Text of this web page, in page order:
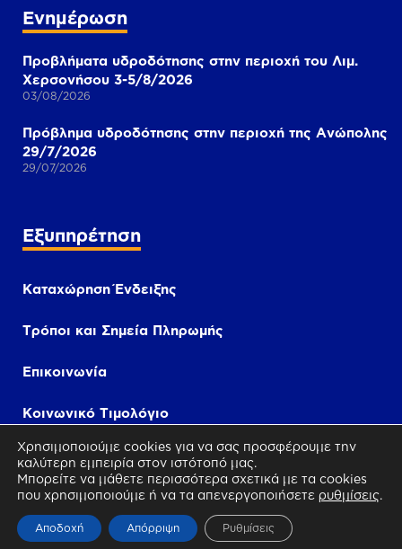
Ενημέρωση
Προβλήματα υδροδότησης στην περιοχή του Λιμ.
Χερσονήσου 3-5/8/2026
03/08/2026
Πρόβλημα υδροδότησης στην περιοχή της Ανώπολης
29/7/2026
29/07/2026
Εξυπηρέτηση
Καταχώρηση Ένδειξης
Τρόποι και Σημεία Πληρωμής
Επικοινωνία
Κοινωνικό Τιμολόγιο
i-Bill
Πληρωμή
Χρησιμοποιούμε cookies για να σας προσφέρουμε την
καλύτερη εμπειρία στον ιστότοπό μας.
Μπορείτε να μάθετε περισσότερα σχετικά με τα cookies
που χρησιμοποιούμε ή να τα απενεργοποιήσετε ρυθμίσεις.
Αποδοχή Απόρριψη Ρυθμίσεις